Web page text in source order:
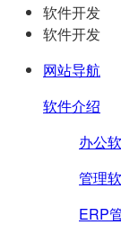
软件开发
软件开发
网站导航
软件介绍
办公
管理
ERP